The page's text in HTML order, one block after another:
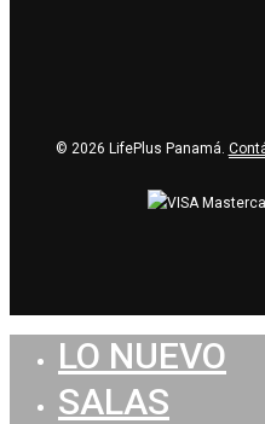
© 2026 LifePlus Panamá.
LO NUEVO
SALAS